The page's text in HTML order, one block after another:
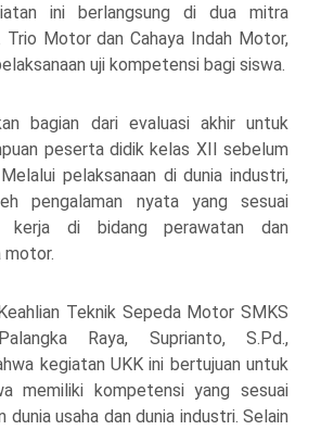
ini berlangsung di dua mitra
Trio Motor dan Cahaya Indah Motor,
uji kompetensi bagi siswa.
bagian dari evaluasi akhir untuk
peserta didik kelas XII sebelum
pelaksanaan di dunia industri,
pengalaman nyata yang sesuai
kerja di bidang perawatan dan
motor.
Teknik Sepeda Motor SMKS
Raya, Suprianto, S.Pd.,
kegiatan UKK ini bertujuan untuk
memiliki kompetensi yang sesuai
dunia usaha dan dunia industri. Selain